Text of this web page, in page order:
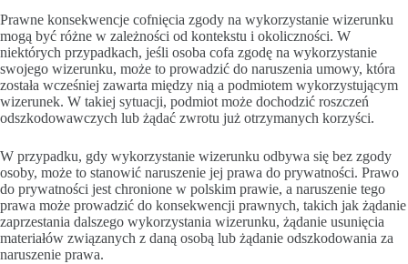
Prawne konsekwencje cofnięcia zgody na wykorzystanie wizerunku
mogą być różne w zależności od kontekstu i okoliczności. W
niektórych przypadkach, jeśli osoba cofa zgodę na wykorzystanie
swojego wizerunku, może to prowadzić do naruszenia umowy, która
została wcześniej zawarta między nią a podmiotem wykorzystującym
wizerunek. W takiej sytuacji, podmiot może dochodzić roszczeń
odszkodowawczych lub żądać zwrotu już otrzymanych korzyści.
W przypadku, gdy wykorzystanie wizerunku odbywa się bez zgody
osoby, może to stanowić naruszenie jej prawa do prywatności. Prawo
do prywatności jest chronione w polskim prawie, a naruszenie tego
prawa może prowadzić do konsekwencji prawnych, takich jak żądanie
zaprzestania dalszego wykorzystania wizerunku, żądanie usunięcia
materiałów związanych z daną osobą lub żądanie odszkodowania za
naruszenie prawa.